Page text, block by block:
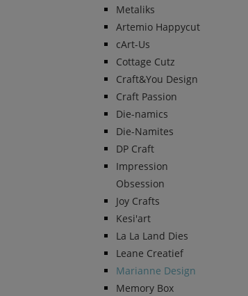
Metaliks
Artemio Happycut
cArt-Us
Cottage Cutz
Craft&You Design
Craft Passion
Die-namics
Die-Namites
DP Craft
Impression
Obsession
Joy Crafts
Kesi'art
La La Land Dies
Leane Creatief
Marianne Design
Memory Box